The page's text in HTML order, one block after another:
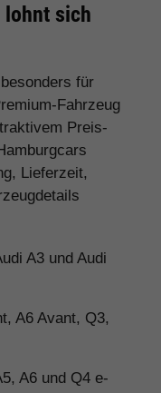
lohnt sich
für
Fahrzeug
Preis-
Lieferzeit,
A3 und Audi
A6 Avant, Q3,
A6 und Q4 e-